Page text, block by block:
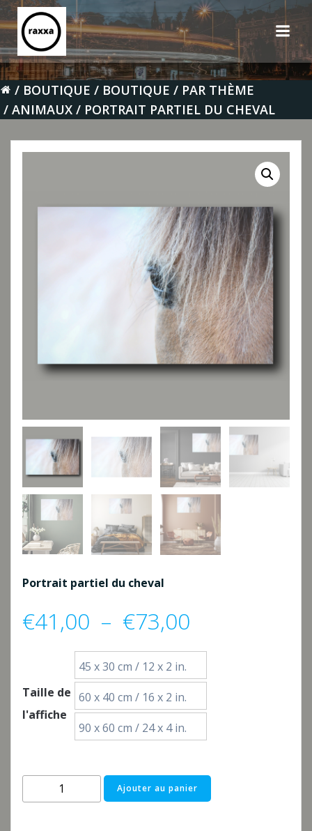
Aller
au
contenu
BOUTIQUE BOUTIQUE
PAR THÈME
ANIMAUX
PORTRAIT PARTIEL DU CHEVAL
Portrait partiel du cheval
€41,00 – €73,00
de
prix :
€73,00
Taille de
l'affiche
45 x 30 cm / 12 x 2 in.
60 x 40 cm / 16 x 2 in.
90 x 60 cm / 24 x 4 in.
quantité
de
Ajouter au panier